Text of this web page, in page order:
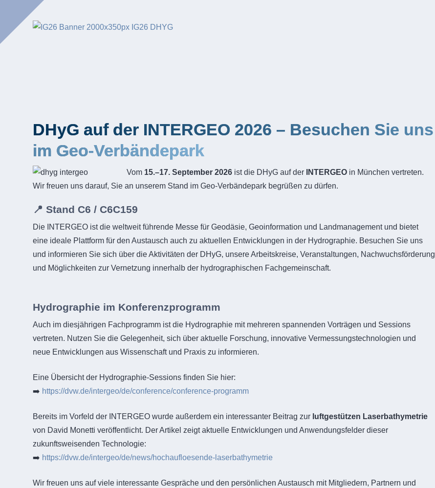
DHyG auf der INTERGEO 2026 – Besuchen Sie uns
im Geo-Verbändepark
Vom 15.–17. September 2026 ist die DHyG auf der INTERGEO in München vertreten.
Wir freuen uns darauf, Sie an unserem Stand im Geo-Verbändepark begrüßen zu dürfen.
📍 Stand C6 / C6C159
Die INTERGEO ist die weltweit führende Messe für Geodäsie, Geoinformation und Landmanagement und bietet
eine ideale Plattform für den Austausch auch zu aktuellen Entwicklungen in der Hydrographie. Besuchen Sie uns
und informieren Sie sich über die Aktivitäten der DHyG, unsere Arbeitskreise, Veranstaltungen, Nachwuchsförderung
und Möglichkeiten zur Vernetzung innerhalb der hydrographischen Fachgemeinschaft.
Hydrographie im Konferenzprogramm
Auch im diesjährigen Fachprogramm ist die Hydrographie mit mehreren spannenden Vorträgen und Sessions
vertreten. Nutzen Sie die Gelegenheit, sich über aktuelle Forschung, innovative Vermessungstechnologien und
neue Entwicklungen aus Wissenschaft und Praxis zu informieren.
Eine Übersicht der Hydrographie-Sessions finden Sie hier:
➡️ https://dvw.de/intergeo/de/conference/conference-programm
Bereits im Vorfeld der INTERGEO wurde außerdem ein interessanter Beitrag zur luftgestützen Laserbathymetrie
von David Monetti veröffentlicht. Der Artikel zeigt aktuelle Entwicklungen und Anwendungsfelder dieser
zukunftsweisenden Technologie:
➡️ https://dvw.de/intergeo/de/news/hochaufloesende-laserbathymetrie
Wir freuen uns auf viele interessante Gespräche und den persönlichen Austausch mit Mitgliedern, Partnern und